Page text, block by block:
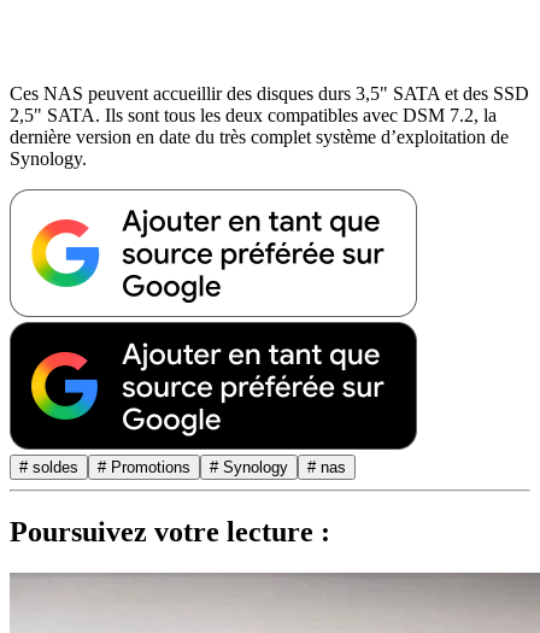
Ces NAS peuvent accueillir des disques durs 3,5" SATA et des SSD
2,5" SATA. Ils sont tous les deux compatibles avec DSM 7.2, la
dernière version en date du très complet système d’exploitation de
Synology.
# soldes # Promotions # Synology # nas
Poursuivez votre lecture :